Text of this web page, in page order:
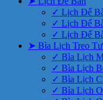
✓ Lịch Để
✓ Lịch Để
✓ Lịch Để
➤ Bìa Lịch Treo
✓ Bìa Lịch
✓ Bìa Lịch
✓ Bìa Lịch
✓ Bìa Lịch